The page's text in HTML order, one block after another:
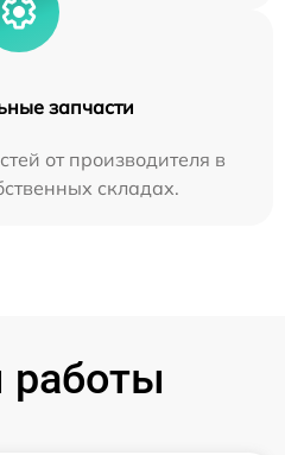
запчасти
от производителя в
складах.